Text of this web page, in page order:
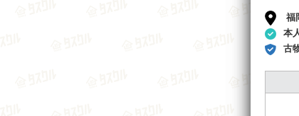
福
本
古